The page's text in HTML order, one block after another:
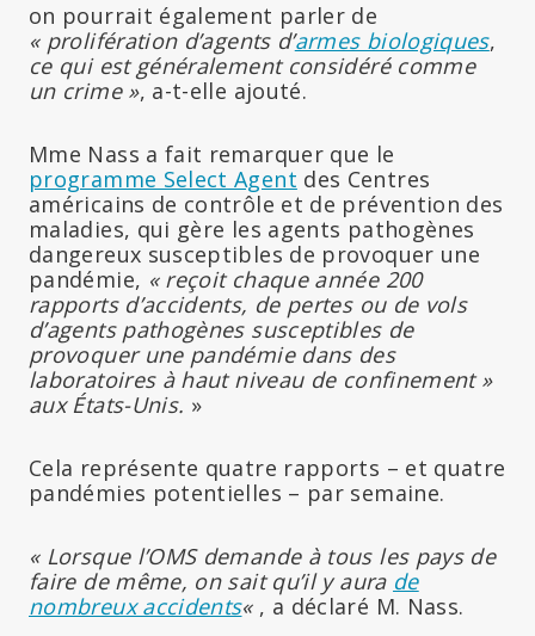
on pourrait également parler de
« prolifération d’agents d’armes biologiques,
ce qui est généralement considéré comme
un crime », a-t-elle ajouté.
Mme Nass a fait remarquer que le
programme Select Agent des Centres
américains de contrôle et de prévention des
maladies, qui gère les agents pathogènes
dangereux susceptibles de provoquer une
pandémie, « reçoit chaque année 200
rapports d’accidents, de pertes ou de vols
d’agents pathogènes susceptibles de
provoquer une pandémie dans des
laboratoires à haut niveau de confinement »
aux États-Unis. »
Cela représente quatre rapports – et quatre
pandémies potentielles – par semaine.
« Lorsque l’OMS demande à tous les pays de
faire de même, on sait qu’il y aura de
nombreux accidents« , a déclaré M. Nass.